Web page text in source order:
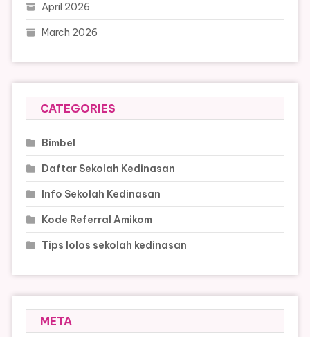
April 2026
March 2026
CATEGORIES
Bimbel
Daftar Sekolah Kedinasan
Info Sekolah Kedinasan
Kode Referral Amikom
Tips lolos sekolah kedinasan
META